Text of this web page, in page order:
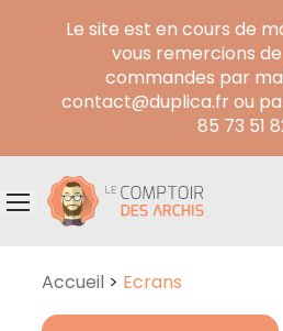
Le site est en cours de
vous remercions
commandes par
contact@duplica.fr ou
85 73 51
Accueil > Ecrans